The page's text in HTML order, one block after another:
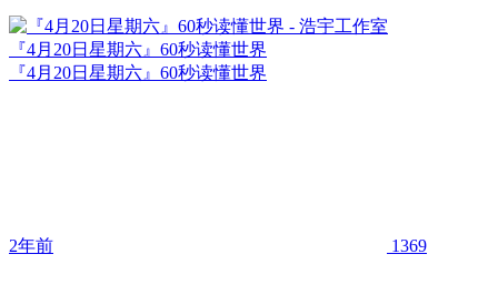
『4月20日星期六』60秒读懂世界
『4月20日星期六』60秒读懂世界
2年前 1369